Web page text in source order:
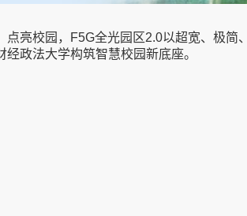
点亮校园，F5G全光园区2.0以超宽、极简
经政法大学构筑智慧校园新底座。